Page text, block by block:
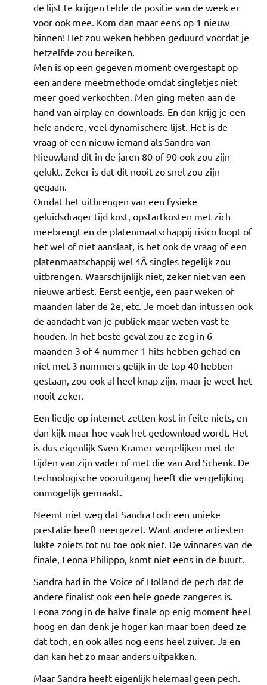
de lijst te krijgen telde de positie van de week er
voor ook mee. Kom dan maar eens op 1 nieuw
binnen! Het zou weken hebben geduurd voordat je
hetzelfde zou bereiken.
Men is op een gegeven moment overgestapt op
een andere meetmethode omdat singletjes niet
meer goed verkochten. Men ging meten aan de
hand van airplay en downloads. En dan krijg je een
hele andere, veel dynamischere lijst. Het is de
vraag of een nieuw iemand als Sandra van
Nieuwland dit in de jaren 80 of 90 ook zou zijn
gelukt. Zeker is dat dit nooit zo snel zou zijn
gegaan.
Omdat het uitbrengen van een fysieke
geluidsdrager tijd kost, opstartkosten met zich
meebrengt en de platenmaatschappij risico loopt of
het wel of niet aanslaat, is het ook de vraag of een
platenmaatschappij wel 4Â singles tegelijk zou
uitbrengen. Waarschijnlijk niet, zeker niet van een
nieuwe artiest. Eerst eentje, een paar weken of
maanden later de 2e, etc. Je moet dan intussen ook
de aandacht van je publiek maar weten vast te
houden. In het beste geval zou ze zeg in 6
maanden 3 of 4 nummer 1 hits hebben gehad en
niet met 3 nummers gelijk in de top 40 hebben
gestaan, zou ook al heel knap zijn, maar je weet het
nooit zeker.
Een liedje op internet zetten kost in feite niets, en
dan kijk maar hoe vaak het gedownload wordt. Het
is dus eigenlijk Sven Kramer vergelijken met de
tijden van zijn vader of met die van Ard Schenk. De
technologische vooruitgang heeft die vergelijking
onmogelijk gemaakt.
Neemt niet weg dat Sandra toch een unieke
prestatie heeft neergezet. Want andere artiesten
lukte zoiets tot nu toe ook niet. De winnares van de
finale, Leona Philippo, komt niet eens in de buurt.
Sandra had in the Voice of Holland de pech dat de
andere finalist ook een hele goede zangeres is.
Leona zong in de halve finale op enig moment heel
hoog en dan denk je hoger kan maar toen deed ze
dat toch, en ook alles nog eens heel zuiver. Ja en
dan kan het zo maar anders uitpakken.
Maar Sandra heeft eigenlijk helemaal geen pech.